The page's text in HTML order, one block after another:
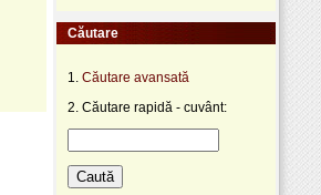
Căutare
1. Căutare avansată
2. Căutare rapidă - cuvânt: